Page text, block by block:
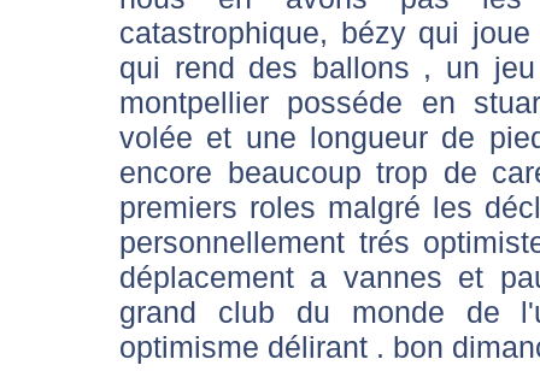
catastrophique, bézy qui
qui rend des ballons , un
montpellier posséde en
volée et une longueur de
encore beaucoup trop de
premiers roles malgré les
personnellement trés
déplacement a vannes et
grand club du monde de
optimisme délirant . bon